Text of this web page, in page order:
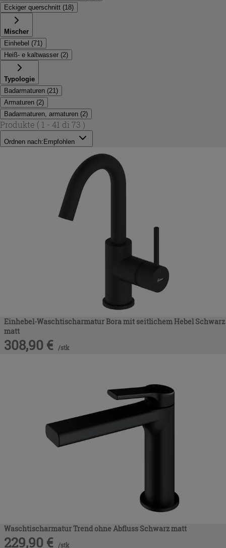
Eckiger querschnitt (18)
Mischer
Einhebel (71 )
Heiß- e kaltwasser (2)
Typologie
Badarmaturen (21 )
Armaturen (2)
Badarmaturen, armaturen (2)
Produkte ( 1 - 41 di 73 )
Ordnen nach: Empfohlen
Einhebel-Waschtischarmatur Bora mit seitlichem Hebel Schwarz
matt
308,90 € /stk
Waschtischarmatur Trend ohne Abfluss Schwarz matt
229,90 € /stk